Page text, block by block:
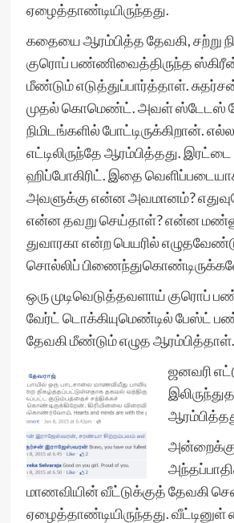
ஏழைத்தாண்டியிருந்தது.
கதையை ஆரம்பித்த தேவகி, சற்று
குரொப் பண்ணிவைத்திருந்த
மீண்டும் எடுத்துப்பார்த்தாள்.
முதல் கொமெண்ட். அவள் ஸ்டேடஸ்
நிமிடங்களில் போட்டிருக்கிறான்.
எட்டிலிருந்தே ஆரம்பித்தது. இரட்டை
ஹிப்போகிரிட். இதை
அவளுக்கு என்ன அவமானம்?
என்ன தவறு செய்தாள்? என்ன
துவாரகா என்ற பெயரில்
சொல்லிப்
ஒரு முடிவெடுத்தவளாய் குரொப்
வேர்ட் டொக்கியுமெண்டில் பேஸ்ட்
தேவகி மீண்டும் எழுத ஆரம்பித்தாள்.
ஜனவரி
மாணவியின் வீட்டுக்குத் தேவகி
ஏழைத்தாண்டியிருந்தது. வீட்டினுள்